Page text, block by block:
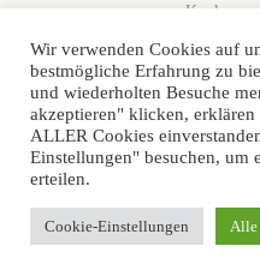
Qualität und gute Preise
wettbewerbsfähigsten
stets unsere
Produkt anzubieten.
Wir verwenden Cookies auf
bestmögliche Erfahrung zu
und wiederholten Besuche
akzeptieren" klicken,
ALLER Cookies
Einstellungen" besuchen, um
erteilen.
Cookie-Einstellungen Alle